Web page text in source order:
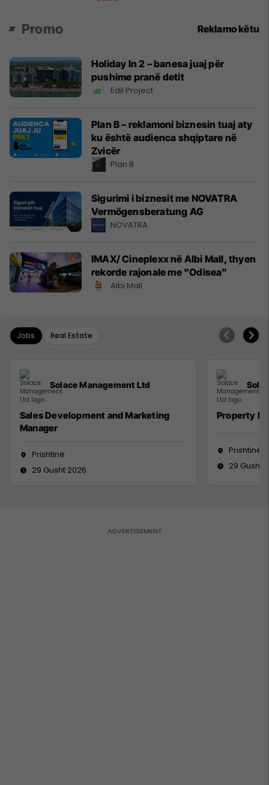
Promo Reklamo këtu
Holiday In 2 – banesa juaj për
pushime pranë detit
Edil Project
Plan B – reklamoni biznesin tuaj aty
ku është audienca shqiptare në
Zvicër
Plan B
Sigurimi i biznesit me NOVATRA
Vermögensberatung AG
NOVATRA
IMAX/ Cineplexx në Albi Mall, thyen
rekorde rajonale me "Odisea"
Albi Mall
Jobs Real Estate
Solace Management Ltd
Sales Development and Marketing
Manager
Prishtinë
29 Gusht 2026
Property
Prishtinë
29 Gusht